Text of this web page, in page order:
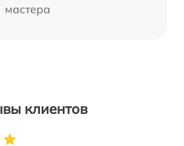
мастера
клиентов